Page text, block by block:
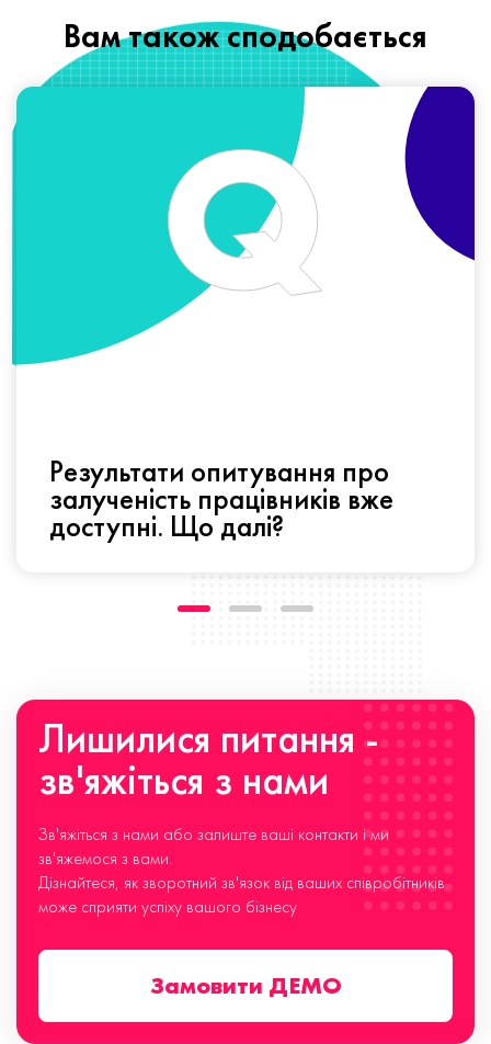
Вам також сподобається
Результати опитування про
залученість працівників вже
доступні. Що далі?
Лишилися питання -
зв'яжіться з нами
Зв'яжіться з нами або залиште ваші контакти і ми
зв'яжемося з вами.
Дізнайтеся, як зворотний зв'язок від ваших співробітників
може сприяти успіху вашого бізнесу
Замовити ДЕМО